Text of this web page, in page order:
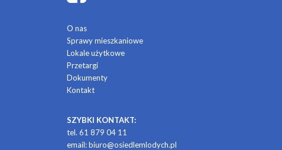
O nas
Sprawy mieszkaniowe
Lokale użytkowe
Przetargi
Dokumenty
Kontakt
SZYBKI KONTAKT:
tel. 61 879 04 11
email:biuro@osiedlemlodych.pl